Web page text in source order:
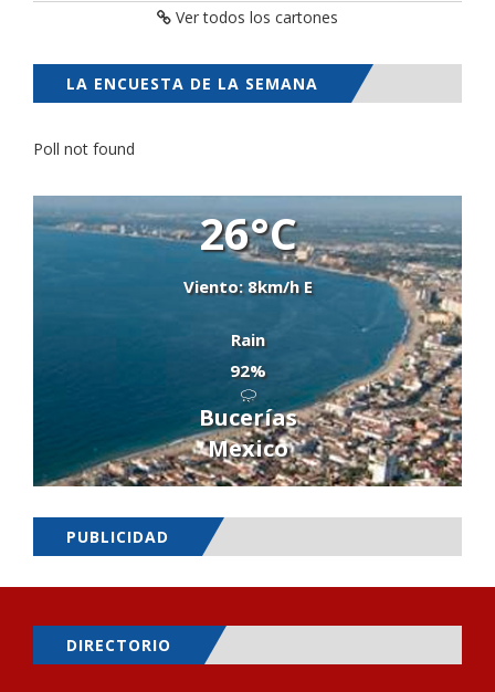
Ver todos los cartones
LA ENCUESTA DE LA SEMANA
Poll not found
26°C
Viento: 8km/h E
Rain
92%
Bucerías
Mexico
PUBLICIDAD
DIRECTORIO